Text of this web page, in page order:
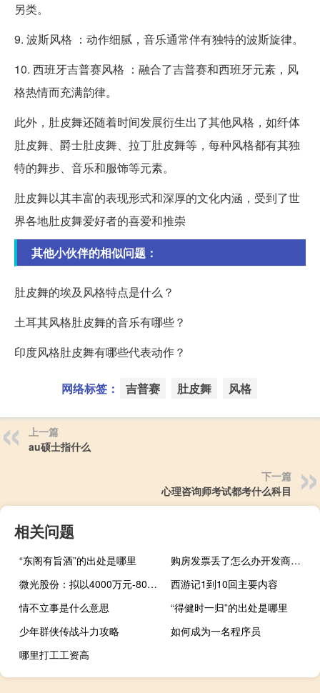
另类。
9. 波斯风格 ：动作细腻，音乐通常伴有独特的波斯旋律。
10. 西班牙吉普赛风格 ：融合了吉普赛和西班牙元素，风
格热情而充满韵律。
此外，肚皮舞还随着时间发展衍生出了其他风格，如纤体
肚皮舞、爵士肚皮舞、拉丁肚皮舞等，每种风格都有其独
特的舞步、音乐和服饰等元素。
肚皮舞以其丰富的表现形式和深厚的文化内涵，受到了世
界各地肚皮舞爱好者的喜爱和推崇
其他小伙伴的相似问题：
肚皮舞的埃及风格特点是什么？
土耳其风格肚皮舞的音乐有哪些？
印度风格肚皮舞有哪些代表动作？
网络标签： 吉普赛 肚皮舞 风格
上一篇
au硕士指什么
下一篇
心理咨询师考试都考什么科目
相关问题
“东阁有旨酒”的出处是哪里
购房发票丢了怎么办开发商找不到（购房发票丢了怎么办）
微光股份：拟以4000万元-8000万元回购股份
西游记1到10回主要内容
情不立事是什么意思
“得健时一归”的出处是哪里
少年群侠传战斗力攻略
如何成为一名程序员
哪里打工工资高